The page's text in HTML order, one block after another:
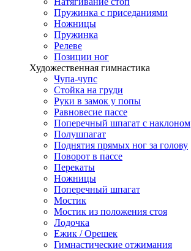
Пружинка с приседаниями
Ножницы
Пружинка
Релеве
Позиции ног
Художественная гимнастика
Чупа-чупс
Стойка на груди
Руки в замок у попы
Равновесие пассе
Поперечный шпагат с наклоном
Полушпагат
Поднятия прямых ног за голову
Поворот в пассе
Перекаты
Ножницы
Поперечный шпагат
Мостик
Мостик из положения стоя
Лодочка
Ежик / Орешек
Гимнастические отжимания